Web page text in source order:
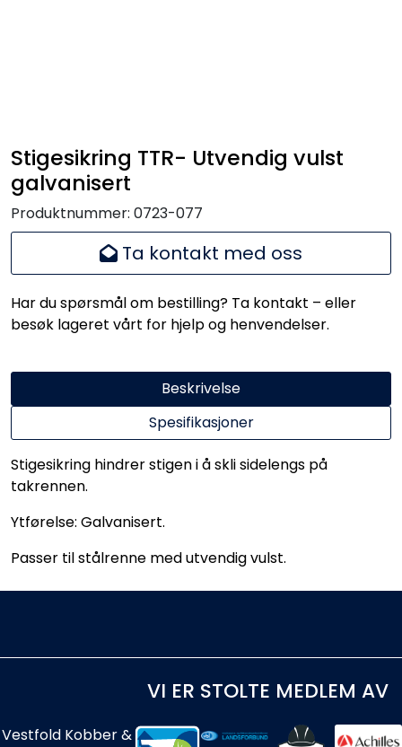
Stigesikring TTR- Utvendig vulst
galvanisert
Produktnummer: 0723-077
Ta kontakt med oss
Har du spørsmål om bestilling? Ta kontakt – eller
besøk lageret vårt for hjelp og henvendelser.
Beskrivelse
Spesifikasjoner
Stigesikring hindrer stigen i å skli sidelengs på
takrennen.
Ytførelse: Galvanisert.
Passer til stålrenne med utvendig vulst.
VI ER STOLTE MEDLEM AV
Vestfold Kobber &